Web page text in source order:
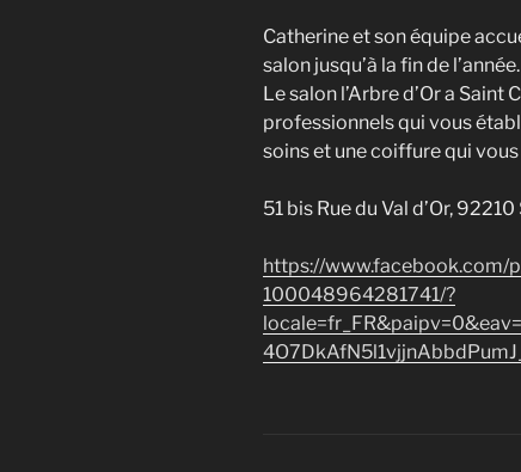
Catherine et son équipe
salon jusqu’à la fin de l’année.
Le salon l’Arbre d’Or a
professionnels qui vous
soins et une coiffure qui
51 bis Rue du Val d’Or,
https://www.facebook.com/
100048964281741/?